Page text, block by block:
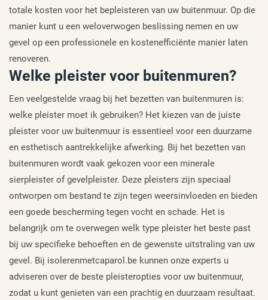
totale kosten voor het bepleisteren van uw buitenmuur. Op die
manier kunt u een weloverwogen beslissing nemen en uw
gevel op een professionele en kostenefficiënte manier laten
renoveren.
Welke pleister voor buitenmuren?
Een veelgestelde vraag bij het bezetten van buitenmuren is:
welke pleister moet ik gebruiken? Het kiezen van de juiste
pleister voor uw buitenmuur is essentieel voor een duurzame
en esthetisch aantrekkelijke afwerking. Bij het bezetten van
buitenmuren wordt vaak gekozen voor een minerale
sierpleister of gevelpleister. Deze pleisters zijn speciaal
ontworpen om bestand te zijn tegen weersinvloeden en bieden
een goede bescherming tegen vocht en schade. Het is
belangrijk om te overwegen welk type pleister het beste past
bij uw specifieke behoeften en de gewenste uitstraling van uw
gevel. Bij isolerenmetcaparol.be kunnen onze experts u
adviseren over de beste pleisteropties voor uw buitenmuur,
zodat u kunt genieten van een prachtig en duurzaam resultaat.